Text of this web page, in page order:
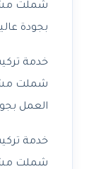
شملت
بجودة
خدمة
شملت
العمل
خدمة
شملت